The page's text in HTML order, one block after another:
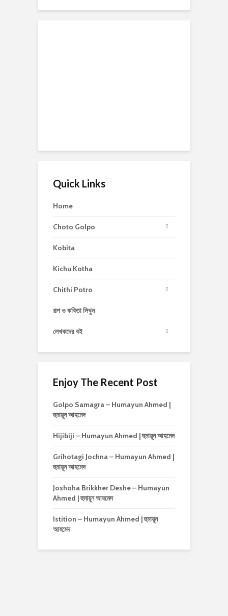
Quick Links
Home
Choto Golpo
Kobita
Kichu Kotha
Chithi Potro
গল্প ও কবিতা লিখুন
লেখকদের বই
Enjoy The Recent Post
Golpo Samagra – Humayun Ahmed |
হুমায়ূন আহমেদ
Hijibiji – Humayun Ahmed | হুমায়ূন আহমেদ
Grihotagi Jochna – Humayun Ahmed |
হুমায়ূন আহমেদ
Joshoha Brikkher Deshe – Humayun
Ahmed | হুমায়ূন আহমেদ
Istition – Humayun Ahmed | হুমায়ূন
আহমেদ